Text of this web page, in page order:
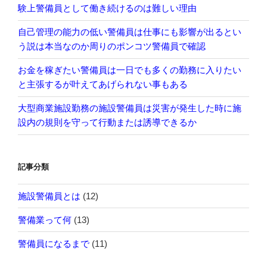
験上警備員として働き続けるのは難しい理由
自己管理の能力の低い警備員は仕事にも影響が出るとい
う説は本当なのか周りのポンコツ警備員で確認
お金を稼ぎたい警備員は一日でも多くの勤務に入りたい
と主張するが叶えてあげられない事もある
大型商業施設勤務の施設警備員は災害が発生した時に施
設内の規則を守って行動または誘導できるか
記事分類
施設警備員とは (12)
警備業って何 (13)
警備員になるまで (11)